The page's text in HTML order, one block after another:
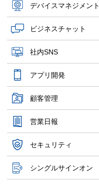
デバイスマネジメント
ビジネスチャット
社内SNS
アプリ開発
顧客管理
営業日報
セキュリティ
シングルサインオン